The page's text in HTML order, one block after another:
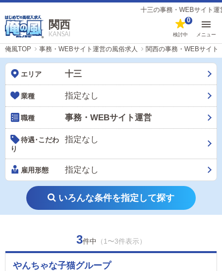
十三の事務・WEBサイト運営
関西
KANSAI 検討中
0
メニュー
俺風TOP 事務・WEBサイト運営の風俗求人 関西の事務・WEBサイト
エリア 十三
業種 指定なし
職種 事務・WEBサイト運営
待遇･こだわ
り
指定なし
雇用形態 指定なし
いろんな条件を指定して探す
3件中 （1〜3件表示）
やんちゃな子猫グループ